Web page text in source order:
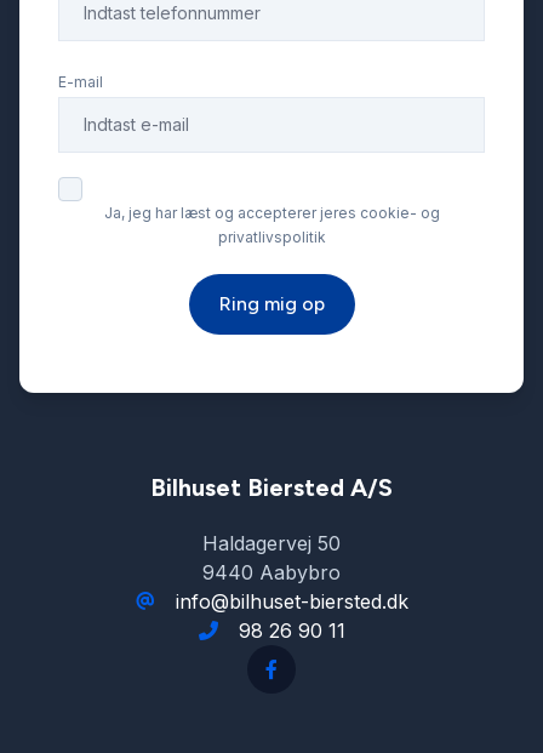
Fjernbetjent centrallås
Fuld LED forlygter
Head-Up Display
Højdejusterbare forsæder
Kørecomputer
E-mail
Ja, jeg har læst og accepterer jeres cookie- og
privatlivspolitik
Ring mig op
Bilhuset Biersted A/S
Haldagervej 50
9440 Aabybro
info@bilhuset-biersted.dk
98 26 90 11